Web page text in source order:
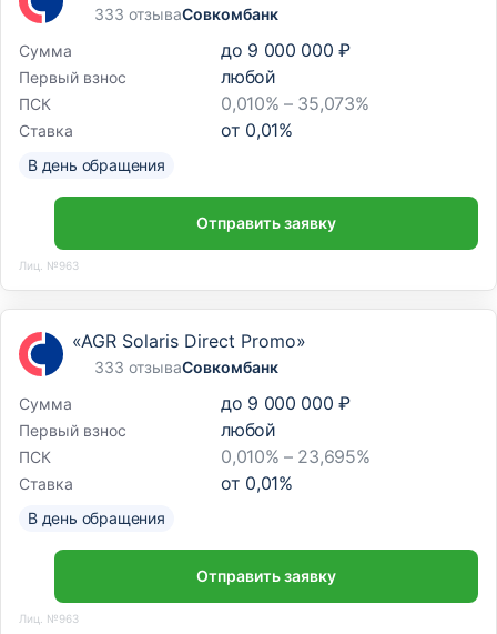
333 отзываСовкомбанк
Сумма
до 9 000 000 ₽
Первый взнос любой
ПСК 0,010% – 35,073%
Ставка от 0,01%
В день обращения
Отправить заявку
Лиц. №963
«AGR Solaris Direct Promo»
333 отзываСовкомбанк
Сумма
до 9 000 000 ₽
Первый взнос любой
ПСК 0,010% – 23,695%
Ставка от 0,01%
В день обращения
Отправить заявку
Лиц. №963